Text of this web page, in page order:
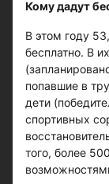
Кому дадут
В этом году
бесплатно. В
попавшие в
дети
спортивных
того, более